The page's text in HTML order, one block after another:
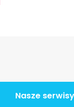
Nasze serwisy